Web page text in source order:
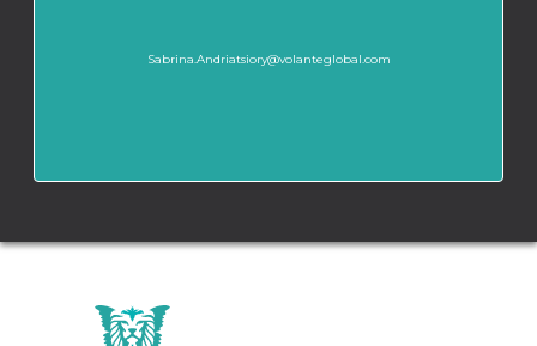
Sabrina.Andriatsiory@volanteglobal.com